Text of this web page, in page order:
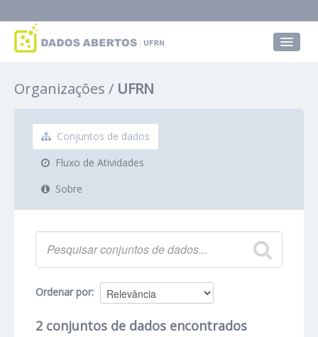
Grupos
Sobre
Organizações UFRN
Conjuntos de dados
Fluxo de Atividades
Sobre
Ordenar por
2 conjuntos de dados encontrados